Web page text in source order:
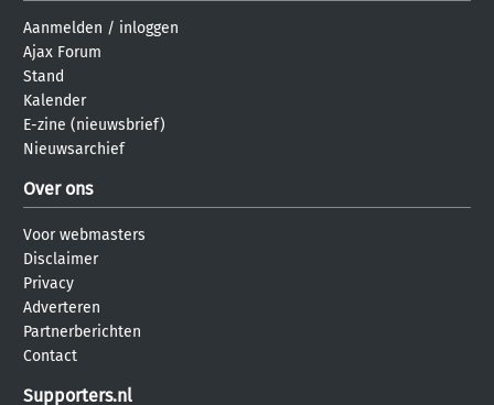
Aanmelden / inloggen
Ajax Forum
Stand
Kalender
E-zine (nieuwsbrief)
Nieuwsarchief
Over ons
Voor webmasters
Disclaimer
Privacy
Adverteren
Partnerberichten
Contact
Supporters.nl